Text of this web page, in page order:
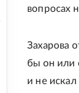
вопросах
Захарова
бы он или
и не